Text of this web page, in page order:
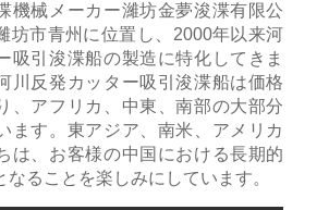
機械メーカー濰坊金夢浚渫有限公
坊市青州に位置し、2000年以来河
吸引浚渫船の製造に特化してきま
川反発カッター吸引浚渫船は価格
、アフリカ、中東、南部の大部分
ます。東アジア、南米、アメリカ
は、お客様の中国における長期的
なることを楽しみにしています。